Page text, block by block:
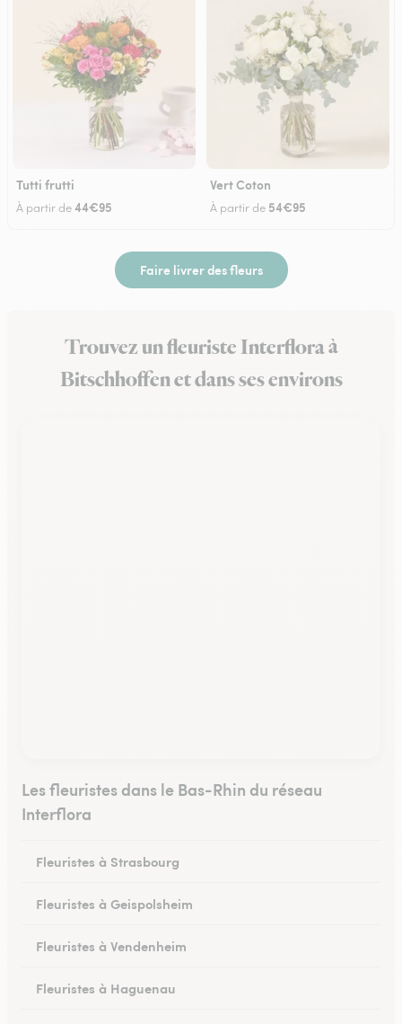
Tutti frutti
À partir de44€95
Vert Coton
À partir de 54€95
Faire livrer des fleurs
Trouvez un fleuriste Interflora à
Bitschhoffen et dans ses environs
Les fleuristes dans le Bas-Rhin du réseau
Interflora
Fleuristes à Strasbourg
Fleuristes à Geispolsheim
Fleuristes à Vendenheim
Fleuristes à Haguenau